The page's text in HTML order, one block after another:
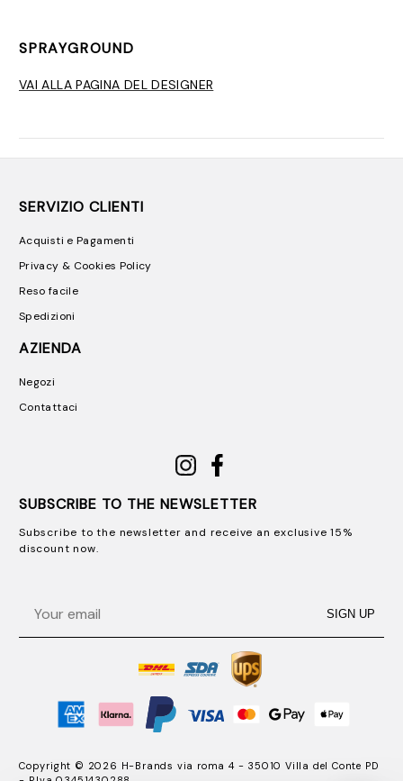
SPRAYGROUND
VAI ALLA PAGINA DEL DESIGNER
SERVIZIO CLIENTI
Acquisti e Pagamenti
Privacy & Cookies Policy
Reso facile
Spedizioni
AZIENDA
Negozi
Contattaci
SUBSCRIBE TO THE NEWSLETTER
Subscribe to the newsletter and receive an exclusive 15%
discount now.
SIGN UP
Copyright © 2026 H-Brands via roma 4 - 35010 Villa del Conte PD